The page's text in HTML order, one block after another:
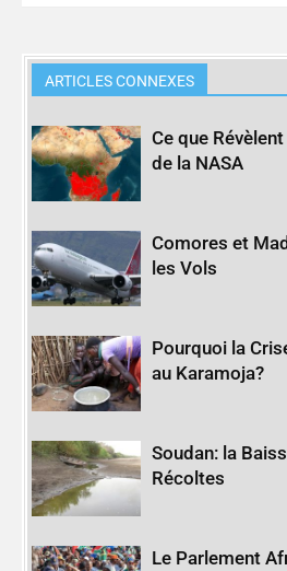
ARTICLES CONNEXES
Ce que
de la NASA
Comores et
les Vols
Pourquoi la
au Karamoja?
Soudan: la
Récoltes
Le Parlement